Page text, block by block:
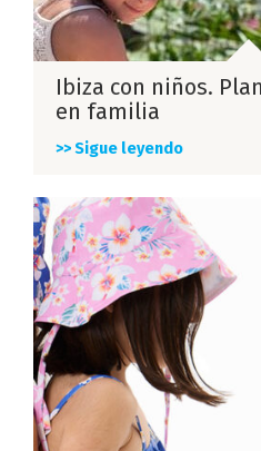
Ibiza con niños.
en familia
>> Sigue leyendo